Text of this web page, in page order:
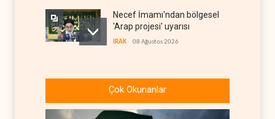
Necef İmamı'ndan bölgesel
'Arap projesi' uyarısı
IRAK 08 Ağustos 2026
da yetmedi: Hürmüz’de
gemi vuruldu
Çok Okunanlar